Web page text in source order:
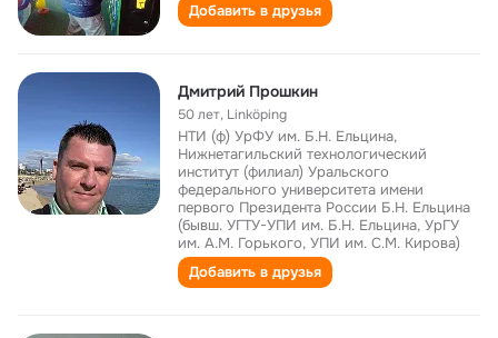
Добавить в друзья
Дмитрий Прошкин
50 лет, Linköping
НТИ (ф) УрФУ им. Б.Н. Ельцина,
Нижнетагильский технологический
институт (филиал) Уральского
федерального университета имени
первого Президента России Б.Н. Ельцина
(бывш. УГТУ-УПИ им. Б.Н. Ельцина, УрГУ
им. А.М. Горького, УПИ им. С.М. Кирова)
Добавить в друзья